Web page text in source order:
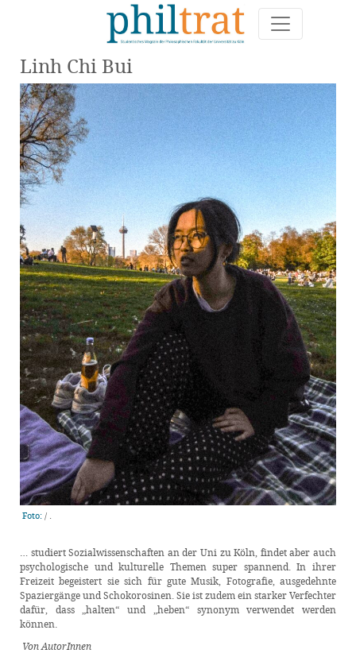
Linh Chi Bui
Foto: /
… studiert Sozialwissenschaften an der Uni zu Köln, findet aber auch
psychologische und kulturelle Themen super spannend. In ihrer
Freizeit begeistert sie sich für gute Musik, Fotografie, ausgedehnte
Spaziergänge und Schokorosinen. Sie ist zudem ein starker Verfechter
dafür, dass „halten“ und „heben“ synonym verwendet werden
können.
Von AutorInnen